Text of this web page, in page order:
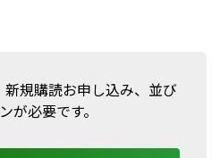
規購読お申し込み、並び
が必要です。